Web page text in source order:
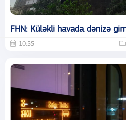
FHN: Küləkli havada dənizə
10:55